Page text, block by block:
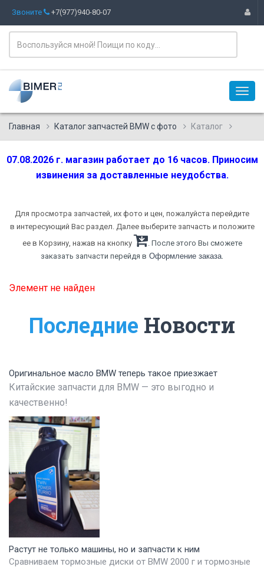
Звоните +7(977)940-80-07
Главная Каталог запчастей BMW с фото Каталог
07.08.2026 г. магазин работает до 16 часов. Приносим
извинения за доставленные неудобства.
Для просмотра запчастей, их фото и цен, пожалуйста перейдите
в интересующий Вас раздел. Далее выберите запчасть и положите
ее в Корзину, нажав на кнопку
. После этого Вы сможете
заказать запчасти перейдя в Оформление заказа.
Элемент не найден
Последние Новости
Оригинальное масло BMW теперь такое приезжает
Китайские запчасти для BMW — это выгодно и
качественно!
Растут не только машины, но и запчасти к ним
Сравниваем тормозные диски от BMW 2000 г и тормозные